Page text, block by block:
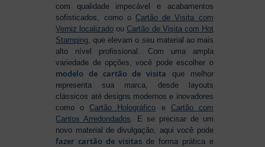
com qualidade impecável e acabamentos
sofisticados, como o Cartão de Visita com
Verniz localizado ouCartão de Visita com Hot
Stamping , que elevam o seu material ao mais
alto nível profissional. Com uma ampla
variedade de opções, você pode escolher o
modelo de cartão de visita que melhor
representa sua marca, desde layouts
clássicos até designs modernos e inovadores
como oCartão Holográfico e Cartão com
Cantos Arredondados . E se precisar de um
novo material de divulgação, aqui você pode
fazer cartão de visitas de forma prática e